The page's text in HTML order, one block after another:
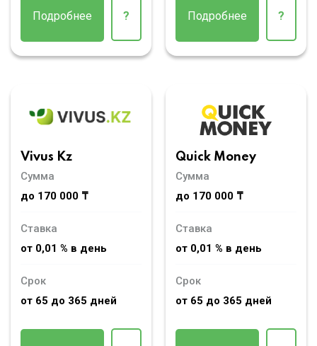
Подробнее ? Подробнее ?
Vivus Kz
Сумма
до 170 000 ₸
Ставка
от 0,01 % в день
Срок
от 65 до 365 дней
Quick Money
Сумма
до 170 000 ₸
Ставка
от 0,01 % в день
Срок
от 65 до 365 дней